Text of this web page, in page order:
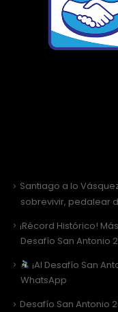
Santiago a lo
sobrevivir, pedalear
¡Récord Histórico!
Desafío San Antonio
¡Al Desafío San
WhatsApp
Desafío San Antonio